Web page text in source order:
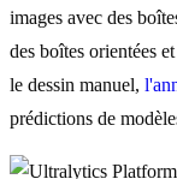
images avec des
des boîtes orientées
le dessin manuel,
prédictions de